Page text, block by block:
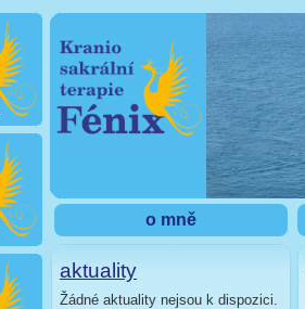
o mně
aktuality
Žádné aktuality nejsou k dispozici.